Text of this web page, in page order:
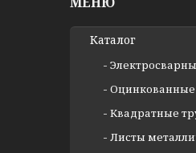
Каталог
Оцинкованные
Квадратные
Листы